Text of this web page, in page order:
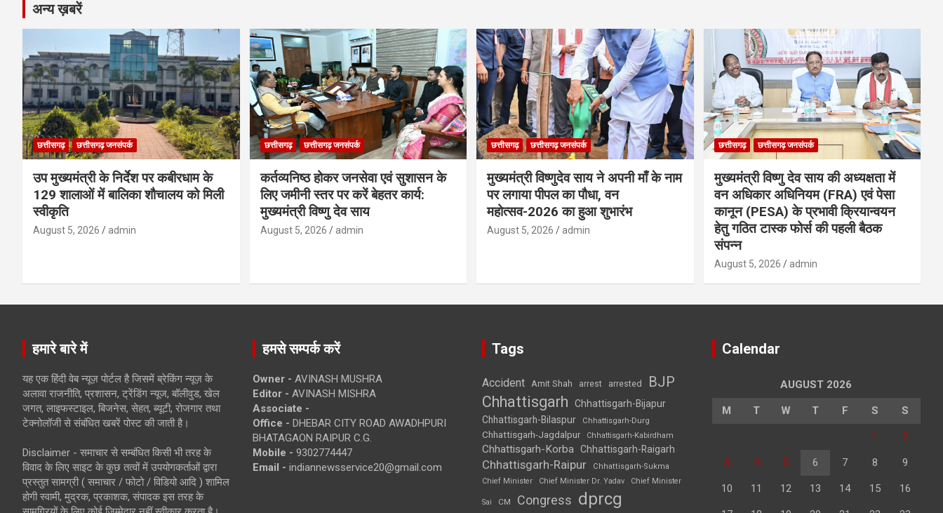
अन्य ख़बरें
छत्तीसगढ़ छत्तीसगढ़ जनसंपर्क
उप मुख्यमंत्री के निर्देश पर कबीरधाम के
129 शालाओं में बालिका शौचालय को मिली
स्वीकृति
August 5, 2026 admin
छत्तीसगढ़ छत्तीसगढ़ जनसंपर्क
कर्तव्यनिष्ठ होकर जनसेवा एवं सुशासन के
लिए जमीनी स्तर पर करें बेहतर कार्य:
मुख्यमंत्री विष्णु देव साय
August 5, 2026 admin
छत्तीसगढ़ छत्तीसगढ़ जनसंपर्क
मुख्यमंत्री विष्णुदेव साय ने अपनी माँ के नाम
पर लगाया पीपल का पौधा, वन
महोत्सव-2026 का हुआ शुभारंभ
August 5, 2026 admin
छत्तीसगढ़ छत्तीसगढ़ जनसंपर्क
मुख्यमंत्री विष्णु देव साय की अध्यक्षता में
वन अधिकार अधिनियम (FRA) एवं पेसा
कानून (PESA) के प्रभावी क्रियान्वयन
हेतु गठित टास्क फोर्स की पहली बैठक
संपन्न
August 5, 2026 admin
हमारे बारे में
यह एक हिंदी वेब न्यूज़ पोर्टल है जिसमें ब्रेकिंग न्यूज़ के
अलावा राजनीति, प्रशासन, ट्रेंडिंग न्यूज, बॉलीवुड, खेल
जगत, लाइफस्टाइल, बिजनेस, सेहत, ब्यूटी, रोजगार तथा
टेक्नोलॉजी से संबंधित खबरें पोस्ट की जाती है।
Disclaimer - समाचार से सम्बंधित किसी भी तरह के
विवाद के लिए साइट के कुछ तत्वों में उपयोगकर्ताओं द्वारा
प्रस्तुत सामग्री ( समाचार / फोटो / विडियो आदि ) शामिल
होगी स्वामी, मुद्रक, प्रकाशक, संपादक इस तरह के
हमसे सम्पर्क करें
Owner - AVINASH MUSHRA
Editor - AVINASH MISHRA
Associate -
Office - DHEBAR CITY ROAD AWADHPURI
BHATAGAON RAIPUR C.G.
Mobile - 9302774447
Email - indiannewsservice20@gmail.com
Tags
Accident Amit Shah arrest arrested BJP
Chhattisgarh
Chhattisgarh-Bijapur
Chhattisgarh-Bilaspur
Chhattisgarh-Durg
Chhattisgarh-Jagdalpur Chhattisgarh-Kabirdham
Chhattisgarh-Korba Chhattisgarh-Raigarh
Chhattisgarh-Raipur
Chhattisgarh-Sukma
Chief Minister
Chief Minister Dr. Yadav Chief Minister
Sai CM Congress dprcg
Calendar
AUGUST 2026
M T W T F S S
1 2
3 4 5 6 7 8 9
10 11 12 13 14 15 16